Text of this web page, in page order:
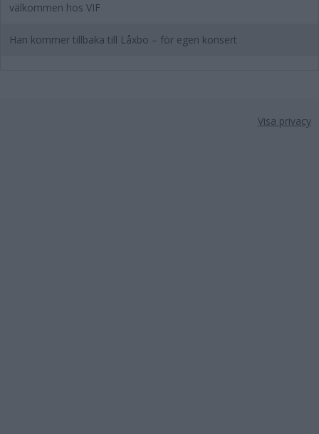
välkommen hos VIF
Han kommer tillbaka till Låxbo – för egen konsert
Visa privacy